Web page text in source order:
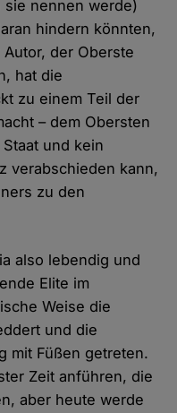
nennen werde)
hindern könnten,
der Oberste
hat die
zu einem Teil der
– dem Obersten
und kein
verabschieden kann,
zu den
also lebendig und
Elite im
Weise die
und die
mit Füßen getreten.
Zeit anführen, die
aber heute werde